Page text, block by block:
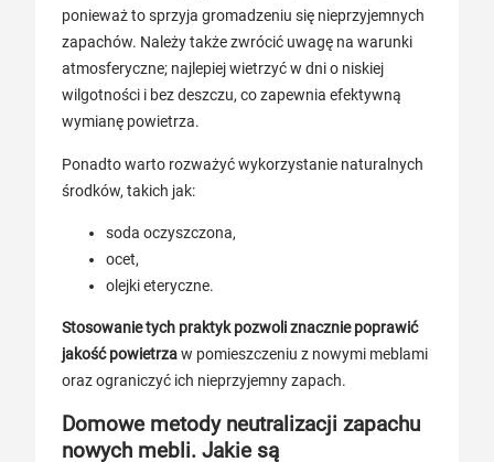
ponieważ to sprzyja gromadzeniu się nieprzyjemnych
zapachów. Należy także zwrócić uwagę na warunki
atmosferyczne; najlepiej wietrzyć w dni o niskiej
wilgotności i bez deszczu, co zapewnia efektywną
wymianę powietrza.
Ponadto warto rozważyć wykorzystanie naturalnych
środków, takich jak:
soda oczyszczona,
ocet,
olejki eteryczne.
Stosowanie tych praktyk pozwoli znacznie poprawić
jakość powietrzaw pomieszczeniu z nowymi meblami
oraz ograniczyć ich nieprzyjemny zapach.
Domowe metody neutralizacji zapachu
nowych mebli. Jakie są